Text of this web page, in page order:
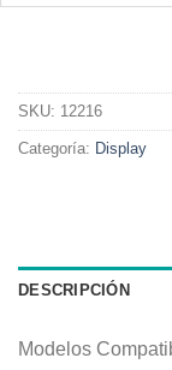
SKU: 12216
Categoría: Display
DESCRIPCIÓN
Modelos